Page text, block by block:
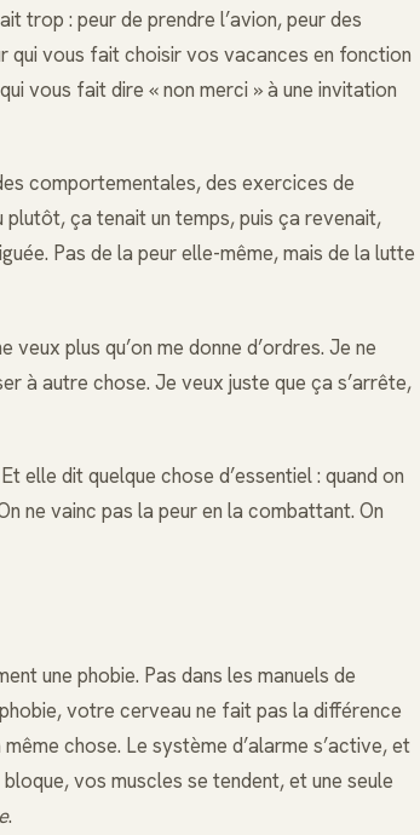
trop : peur de prendre l’avion, peur des
qui vous fait choisir vos vacances en fonction
vous fait dire « non merci » à une invitation
comportementales, des exercices de
plutôt, ça tenait un temps, puis ça revenait,
Pas de la peur elle-même, mais de la lutte
veux plus qu’on me donne d’ordres. Je ne
à autre chose. Je veux juste que ça s’arrête,
elle dit quelque chose d’essentiel : quand on
ne vainc pas la peur en la combattant. On
une phobie. Pas dans les manuels de
votre cerveau ne fait pas la différence
chose. Le système d’alarme s’active, et
vos muscles se tendent, et une seule
.